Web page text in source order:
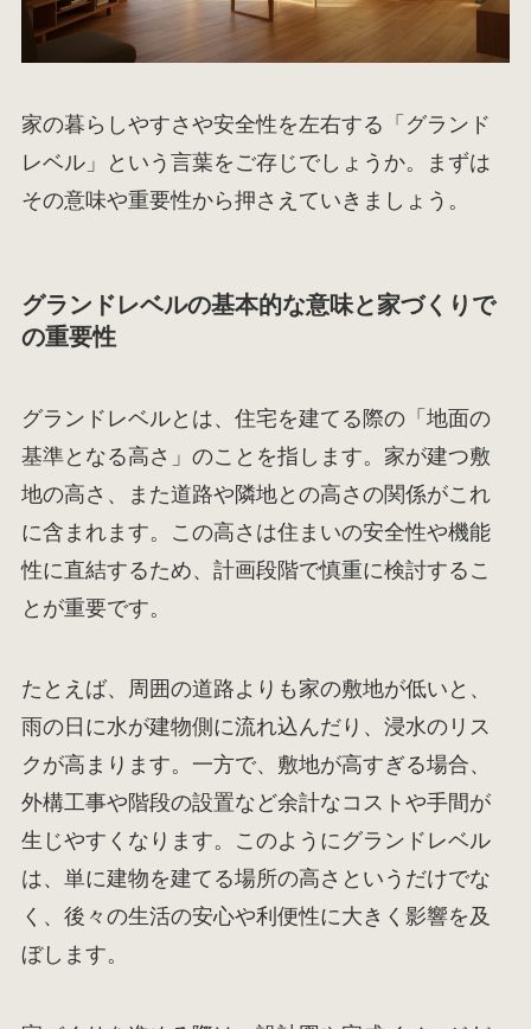
家の暮らしやすさや安全性を左右する「グランド
レベル」という言葉をご存じでしょうか。まずは
その意味や重要性から押さえていきましょう。
グランドレベルの基本的な意味と家づくりで
の重要性
グランドレベルとは、住宅を建てる際の「地面の
基準となる高さ」のことを指します。家が建つ敷
地の高さ、また道路や隣地との高さの関係がこれ
に含まれます。この高さは住まいの安全性や機能
性に直結するため、計画段階で慎重に検討するこ
とが重要です。
たとえば、周囲の道路よりも家の敷地が低いと、
雨の日に水が建物側に流れ込んだり、浸水のリス
クが高まります。一方で、敷地が高すぎる場合、
外構工事や階段の設置など余計なコストや手間が
生じやすくなります。このようにグランドレベル
は、単に建物を建てる場所の高さというだけでな
く、後々の生活の安心や利便性に大きく影響を及
ぼします。